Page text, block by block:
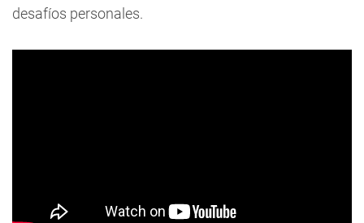
desafíos personales.